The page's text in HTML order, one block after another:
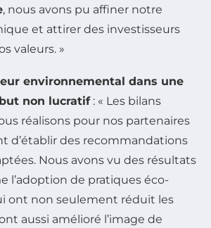
, nous avons pu affiner notre
et attirer des investisseurs
valeurs. »
environnemental dans une
non lucratif: « Les bilans
réalisons pour nos partenaires
d’établir des recommandations
Nous avons vu des résultats
l’adoption de pratiques éco-
ont non seulement réduit les
aussi amélioré l’image de